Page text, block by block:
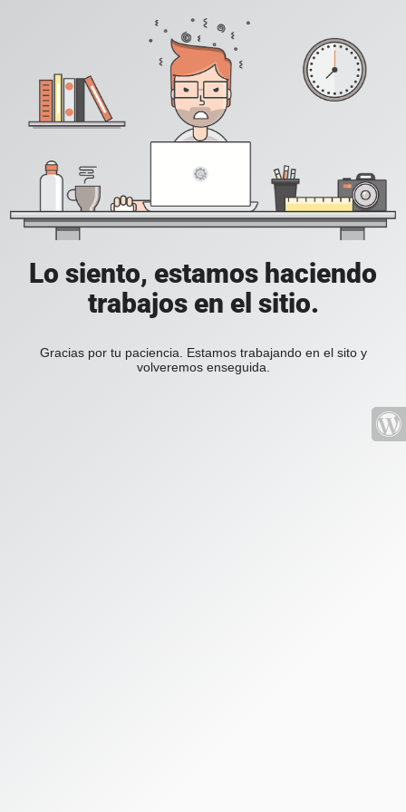
Lo siento, estamos haciendo
trabajos en el sitio.
Gracias por tu paciencia. Estamos trabajando en el sito y
volveremos enseguida.